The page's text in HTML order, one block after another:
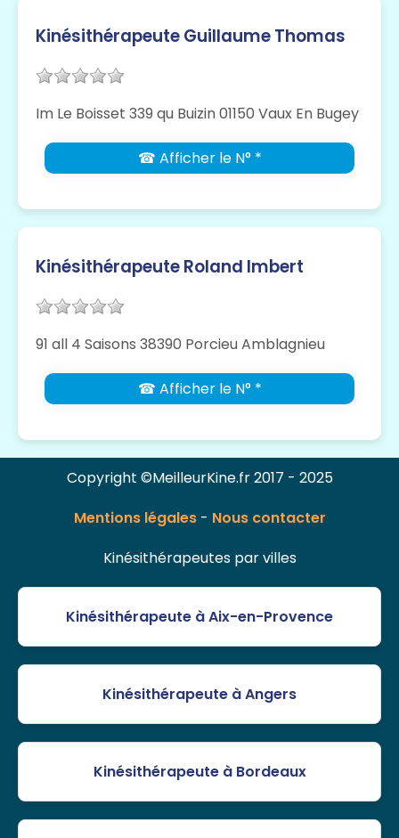
Kinésithérapeute Guillaume Thomas
Im Le Boisset 339 qu Buizin 01150 Vaux En Bugey
☎ Afficher le N° *
Kinésithérapeute Roland Imbert
91 all 4 Saisons 38390 Porcieu Amblagnieu
☎ Afficher le N° *
Copyright ©MeilleurKine.fr 2017 - 2025
Mentions légales- Nous contacter
Kinésithérapeutes par villes
Kinésithérapeute à Aix-en-Provence
Kinésithérapeute à Angers
Kinésithérapeute à Bordeaux